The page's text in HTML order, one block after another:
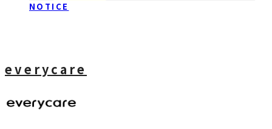
NOTICE
everycare